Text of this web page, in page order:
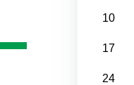
10
17
24